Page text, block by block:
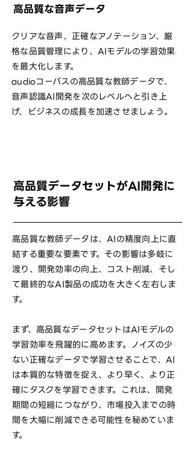
高品質な音声データ
クリアな音声、正確なアノテーション、厳
格な品質管理により、AIモデルの学習効果
を最大化します。
audioコーパスの高品質な教師データで、
音声認識AI開発を次のレベルへと引き上
げ、ビジネスの成長を加速させましょう。
高品質データセットがAI開発に
与える影響
高品質な教師データは、AIの精度向上に直
結する重要な要素です。その影響は多岐に
渡り、開発効率の向上、コスト削減、そし
て最終的なAI製品の成功を大きく左右しま
す。
まず、高品質なデータセットはAIモデルの
学習効率を飛躍的に高めます。ノイズの少
ない正確なデータで学習させることで、AI
は本質的な特徴を捉え、より早く、より正
確にタスクを学習できます。これは、開発
期間の短縮につながり、市場投入までの時
間を大幅に削減できる可能性を秘めていま
す。